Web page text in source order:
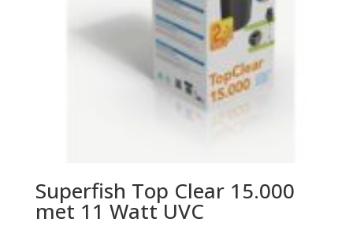
Superfish Top Clear 15.000
met 11 Watt UVC